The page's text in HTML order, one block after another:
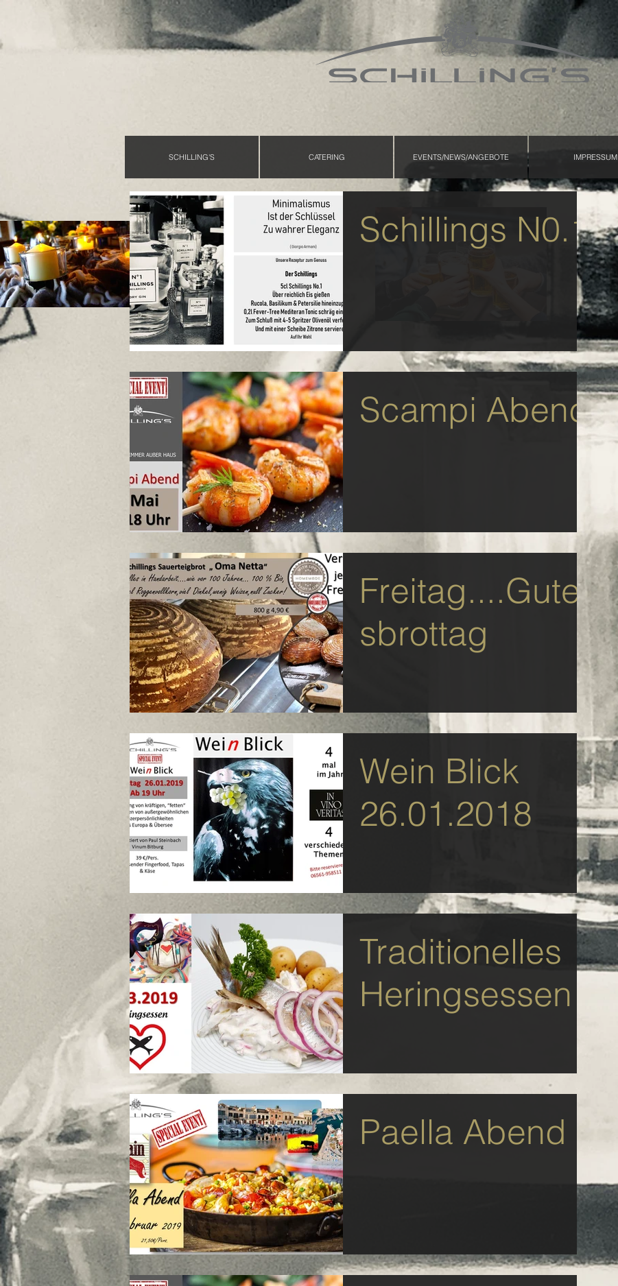
SCHILLING'S CATERING EVENTS/NEWS/ANGEBOTE IMPRESSUM
Schillings N0.1
Scampi Abend
Freitag....Gute
sbrottag
Wein Blick
26.01.2018
Traditionelles
Heringsessen
Paella Abend